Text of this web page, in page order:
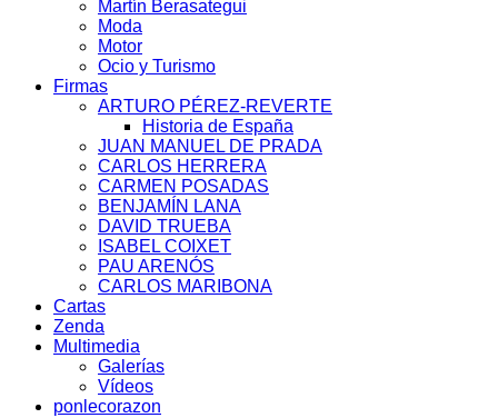
Martín Berasategui
Moda
Motor
Ocio y Turismo
Firmas
ARTURO PÉREZ-REVERTE
Historia de España
JUAN MANUEL DE PRADA
CARLOS HERRERA
CARMEN POSADAS
BENJAMÍN LANA
DAVID TRUEBA
ISABEL COIXET
PAU ARENÓS
CARLOS MARIBONA
Cartas
Zenda
Multimedia
Galerías
Vídeos
ponlecorazon